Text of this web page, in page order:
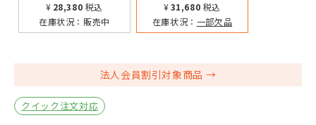
¥28,380 税込
在庫状況： 販売中
¥31,680 税込
在庫状況： 一部欠品
法人会員割引対象商品
クイック注文対応